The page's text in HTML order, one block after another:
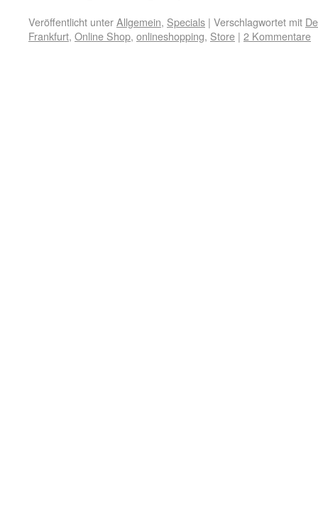
Veröffentlicht unterAllgemein, Specials | Verschlagwortet mit
Frankfurt, Online Shop, onlineshopping, Store | 2 Kommentare